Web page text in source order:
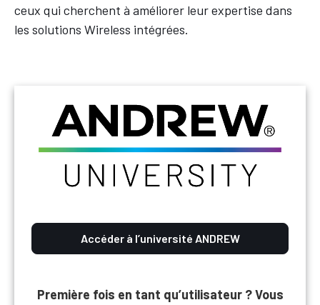
ceux qui cherchent à améliorer leur expertise dans
les solutions Wireless intégrées.
Accéder à l’université ANDREW
Première fois en tant qu’utilisateur ? Vous